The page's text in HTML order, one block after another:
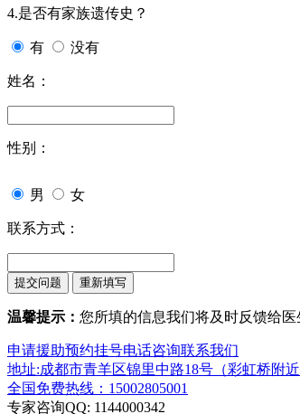
4.是否有家族遗传史？
有 没有
姓名：
性别：
男 女
联系方式：
温馨提示： 您所填的信息我们将及时反馈给
申请援助预约挂号电话咨询联系我们
地址:成都市青羊区锦里中路18号（彩虹桥附近
全国免费热线：15002805001
专家咨询QQ: 1144000342